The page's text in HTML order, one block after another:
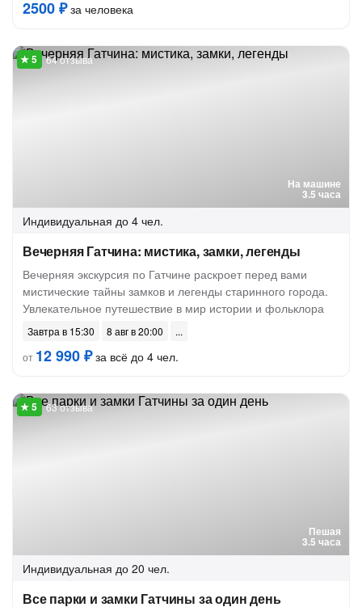
2500 ₽за человека
На машине
3.5 часа
64 отзыва
Индивидуальная до 4 чел.
Вечерняя Гатчина: мистика, замки, легенды
Вечерняя экскурсия по Гатчине раскроет перед вами
мистические тайны замков и легенды старинного города.
Увлекательное путешествие в мир истории и фольклора
Завтра в 15:30
8 авг в 20:00
от 12 990 ₽за всё до 4 чел.
Пешая
3.5 часа
63 отзыва
Индивидуальная до 20 чел.
Все парки и замки Гатчины за один день